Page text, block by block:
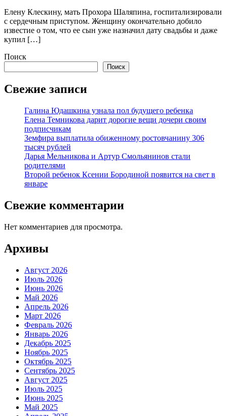
Елену Клескину, мать Прохора Шаляпина, госпитализировали
с сердечным приступом. Женщину окончательно добило
известие о том, что ее сын уже назначил дату свадьбы и даже
купил […]
Поиск
Поиск
Свежие записи
Галина Юдашкина узнала пол будущего ребенка
Елена Темникова дарит дорогие вещи дочери своим
подписчикам
Земфира выплатила обиженному ростовчанину 306
тысяч рублей
Дарья Мельникова и Артур Смольянинов стали
родителями
Второй ребенок Ксении Бородиной появится на свет в
январе
Свежие комментарии
Нет комментариев для просмотра.
Архивы
Август 2026
Июль 2026
Июнь 2026
Май 2026
Апрель 2026
Март 2026
Февраль 2026
Январь 2026
Декабрь 2025
Ноябрь 2025
Октябрь 2025
Сентябрь 2025
Август 2025
Июль 2025
Июнь 2025
Май 2025